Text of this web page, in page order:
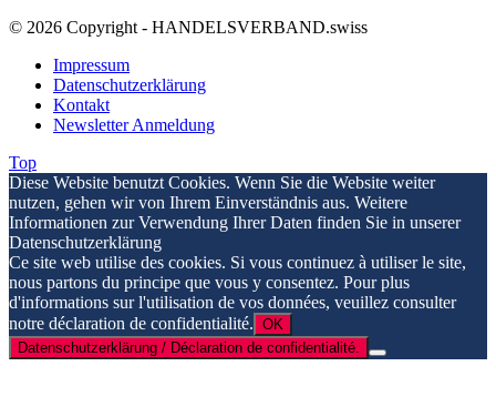
© 2026 Copyright - HANDELSVERBAND.swiss
Impressum
Datenschutzerklärung
Kontakt
Newsletter Anmeldung
Top
Diese Website benutzt Cookies. Wenn Sie die Website weiter
nutzen, gehen wir von Ihrem Einverständnis aus. Weitere
Informationen zur Verwendung Ihrer Daten finden Sie in unserer
Datenschutzerklärung
Ce site web utilise des cookies. Si vous continuez à utiliser le site,
nous partons du principe que vous y consentez. Pour plus
d'informations sur l'utilisation de vos données, veuillez consulter
notre déclaration de confidentialité. OK
Datenschutzerklärung / Déclaration de confidentialité.